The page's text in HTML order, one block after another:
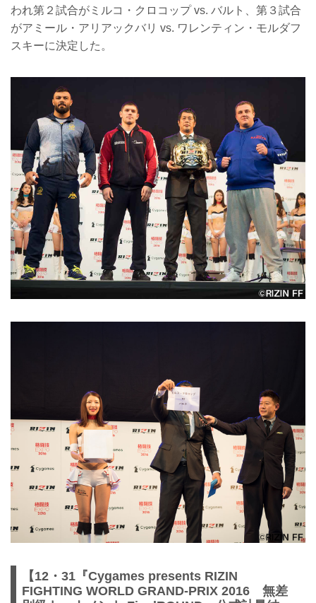
われ第２試合がミルコ・クロコップ vs. バルト、第３試合
がアミール・アリアックバリ vs. ワレンティン・モルダフ
スキーに決定した。
【12・31『Cygames presents RIZIN
FIGHTING WORLD GRAND-PRIX 2016 無差